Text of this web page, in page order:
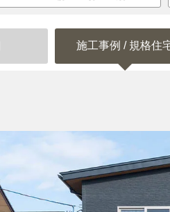
施工事例 / 規格住